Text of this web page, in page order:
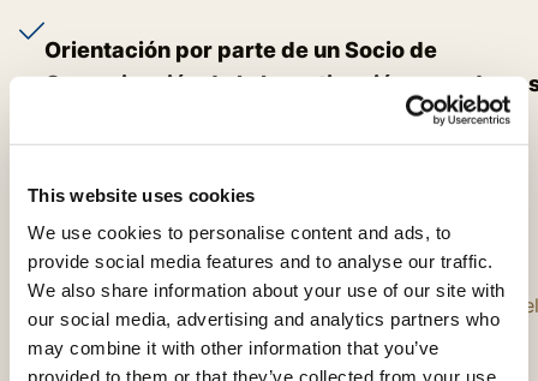
This website uses cookies
We use cookies to personalise content and ads, to
provide social media features and to analyse our traffic.
We also share information about your use of our site with
our social media, advertising and analytics partners who
may combine it with other information that you’ve
provided to them or that they’ve collected from your use
Orientación por parte de un Socio de
Comunicación de la Investigación en cada
Su éxito nos importa. Es por eso que un instructor
Investigación (SCI)— trabajará junto a usted para
comprender sus necesidades. Un SCI seguirá
trabajando con usted hasta que esté satisfecho con el
resultado final de su manuscrito editado.